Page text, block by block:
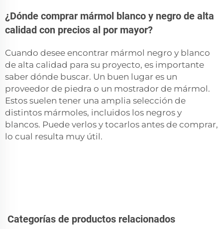
¿Dónde comprar mármol blanco y negro de alta
calidad con precios al por mayor?
Cuando desee encontrar mármol negro y blanco
de alta calidad para su proyecto, es importante
saber dónde buscar. Un buen lugar es un
proveedor de piedra o un mostrador de mármol.
Estos suelen tener una amplia selección de
distintos mármoles, incluidos los negros y
blancos. Puede verlos y tocarlos antes de comprar,
lo cual resulta muy útil.
Categorías de productos relacionados